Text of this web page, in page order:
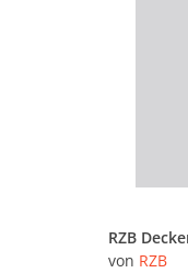
von RZB